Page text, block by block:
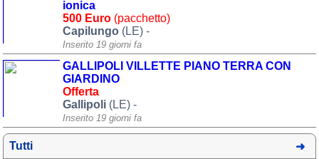
ionica
500 Euro (pacchetto)
Capilungo (LE) -
Inserito 19 giorni fa
GALLIPOLI VILLETTE PIANO TERRA CON
GIARDINO
Offerta
Gallipoli (LE) -
Inserito 19 giorni fa
Tutti
Chi siamo
≋ Mare
🗻 Montagna
Isole